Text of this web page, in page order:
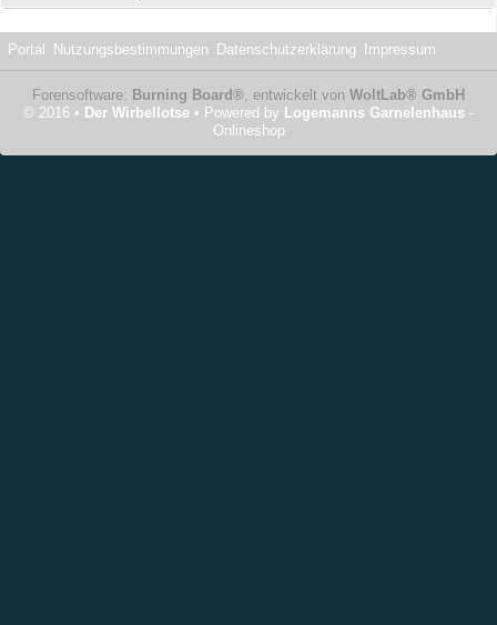
Portal Nutzungsbestimmungen Datenschutzerklärung Impressum
Forensoftware: Burning Board®, entwickelt von WoltLab® GmbH
© 2016 • Der Wirbellotse • Powered by Logemanns Garnelenhaus -
Onlineshop